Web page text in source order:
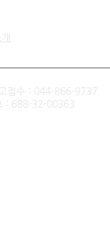
팰리세이드
접수 : 044-866-9737
: 688-32-00363